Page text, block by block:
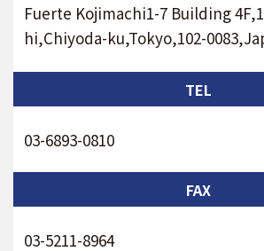
Fuerte Kojimachi1-7 Building
hi,Chiyoda-ku,Tokyo,102-
TEL
03-6893-0810
FAX
03-5211-8964